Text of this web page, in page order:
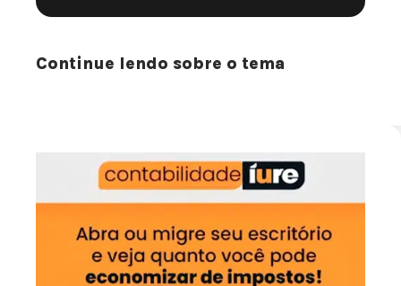
Continue lendo sobre o tema